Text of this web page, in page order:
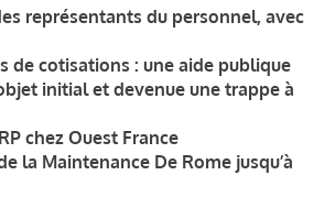
représentants du personnel, avec
de cotisations : une aide publique
initial et devenue une trappe à
chez Ouest France
la Maintenance De Rome jusqu’à